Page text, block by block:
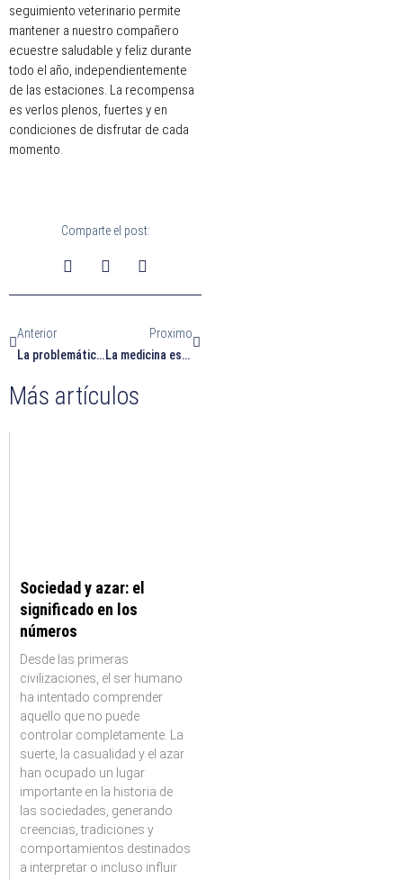
seguimiento veterinario permite
mantener a nuestro compañero
ecuestre saludable y feliz durante
todo el año, independientemente
de las estaciones. La recompensa
es verlos plenos, fuertes y en
condiciones de disfrutar de cada
momento.
Comparte el post:
Anterior
La problemática de las humedades en tu hogar
Proximo
La medicina estética, una solución cada vez más compartida para lograr la belleza
Más artículos
Sociedad y azar: el
significado en los
números
Desde las primeras
civilizaciones, el ser humano
ha intentado comprender
aquello que no puede
controlar completamente. La
suerte, la casualidad y el azar
han ocupado un lugar
importante en la historia de
las sociedades, generando
creencias, tradiciones y
comportamientos destinados
a interpretar o incluso influir